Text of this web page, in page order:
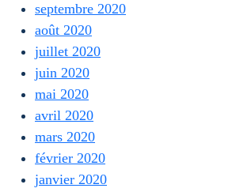
septembre 2020
août 2020
juillet 2020
juin 2020
mai 2020
avril 2020
mars 2020
février 2020
janvier 2020